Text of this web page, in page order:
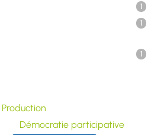
1
1
1
Production
Démocratie participative